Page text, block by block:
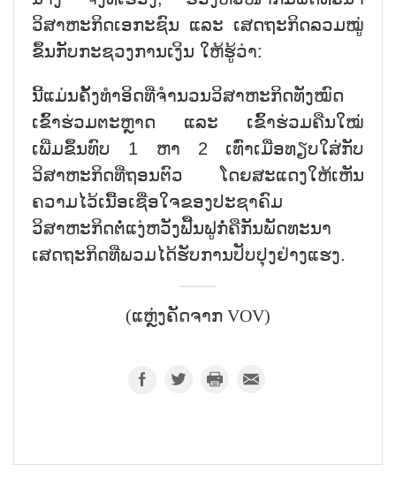
ວິສາຫະກິດເອກະຊົນ ແລະ ເສດຖະກິດລວມໝູ່
ຂຶ້ນກັບກະຊວງການເງິນ ໃຫ້ຮູ້ວ່າ:
ນີ້ແມ່ນຄັ້ງທຳອິດທີ່ຈຳນວນວິສາຫະກິດທັງໝົດ
ເຂົ້າຮ່ວມຕະຫຼາດ ແລະ ເຂົ້າຮ່ວມຄືນໃໝ່
ເພີ່ມຂຶ້ນທົບ 1 ຫາ 2 ເທົ່າເມື່ອທຽບໃສ່ກັບ
ວິສາຫະກິດທີ່ຖອນຕົວ ໂດຍສະແດງໃຫ້ເຫັນ
ຄວາມໄວ້ເນື້ອເຊື່ອໃຈຂອງປະຊາຄົມ
ວິສາຫະກິດຕໍ່ແງ່ຫວັງຟື້ນຟູກໍ່ຄືກັນພັດທະນາ
ເສດຖະກິດທີ່ພວມໄດ້ຮັບການປັບປຸງຢ່າງແຮງ.
(ແຫຼ່ງຄັດຈາກ VOV)